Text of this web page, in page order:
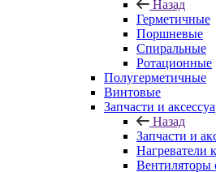
Назад
Герметичные
Поршневые
Спиральные
Ротационные
Полугерметичные
Винтовые
Запчасти и
Назад
Запчасти и
Нагреватели
Вентиляторы